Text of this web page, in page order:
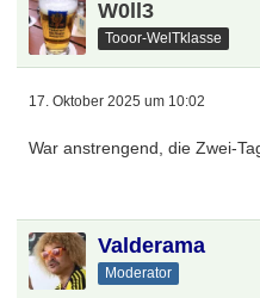
W0ll3
Tooor-WelTklasse
17. Oktober 2025 um 10:02
War anstrengend, die Zwei-
Valderama
Moderator